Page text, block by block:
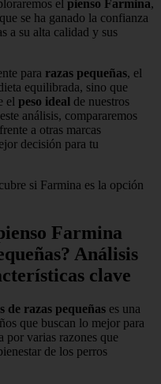
el pienso Farmina,
se ha ganado la confianza
a su alta calidad y sus
para razas pequeñas, el
equilibrada, sino que
el peso ideal de nuestros
análisis, compararemos
a otras marcas
decisión para tu
si Farmina es la opción
Farmina
Análisis
clave
de razas pequeñas es una
que buscan lo mejor para
por varias razones que
de los perros